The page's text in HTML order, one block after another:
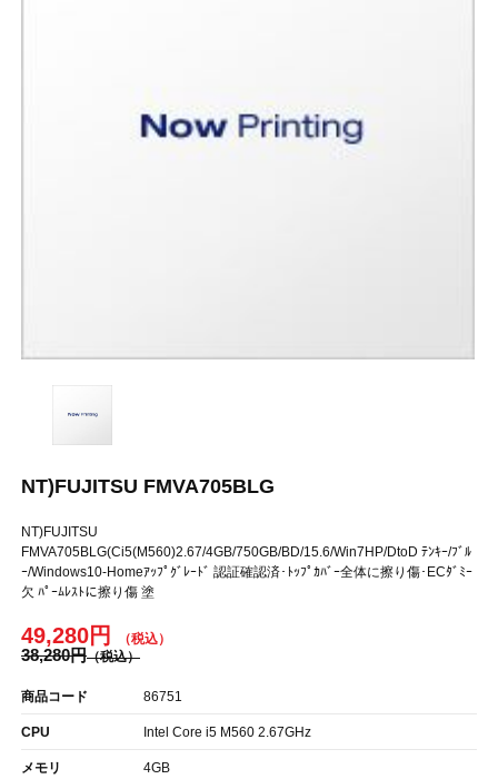
NT)FUJITSU FMVA705BLG
NT)FUJITSU
FMVA705BLG(Ci5(M560)2.67/4GB/750GB/BD/15.6/Win7HP/DtoD ﾃﾝｷｰ/ﾌﾞﾙ
ｰ/Windows10-Homeｱｯﾌﾟｸﾞﾚｰﾄﾞ 認証確認済･ﾄｯﾌﾟｶﾊﾞｰ全体に擦り傷･ECﾀﾞﾐｰ
欠 ﾊﾟｰﾑﾚｽﾄに擦り傷 塗
49,280円
38,280円
商品コード 86751
CPU Intel Core i5 M560 2.67GHz
メモリ 4GB